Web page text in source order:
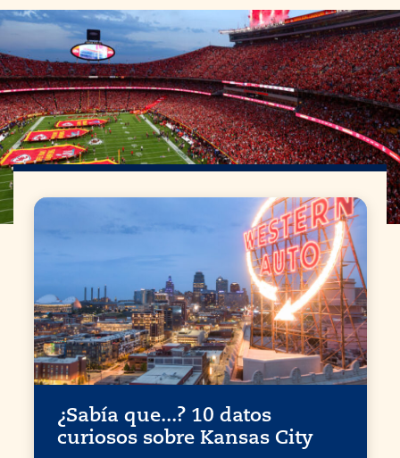
¿Sabía que...? 10 datos
curiosos sobre Kansas City